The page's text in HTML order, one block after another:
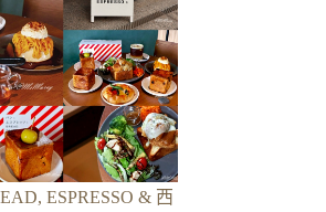
ESPRESSO & 西